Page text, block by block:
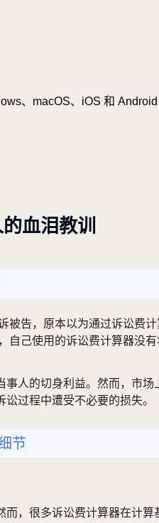
、macOS、iOS 和
血泪教训
被告，原本以为通过诉讼费
自己使用的诉讼费计算器没
人的切身利益。然而，市
过程中遭受不必要的损失。
节
，很多诉讼费计算器在计算